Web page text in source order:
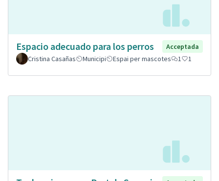
Espacio adecuado para los perros
Acceptada
Cristina Casañas
Municipi Espai per mascotes 1 1